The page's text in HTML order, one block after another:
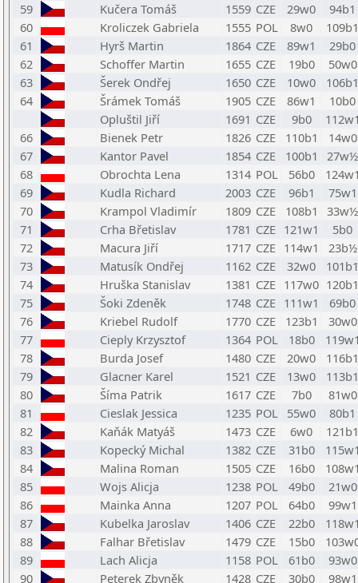
59
Kučera Tomáš 1559 CZE 29w0
94b1
60
Kroliczek Gabriela 1555 POL 8w0
109b1
61
Hyrš Martin 1864 CZE 89w1
29b0
62
Schoffer Martin 1655 CZE 19b0
50w0
63
Šerek Ondřej 1650 CZE 10w0
106b1
64
Šrámek Tomáš 1905 CZE 86w1
10b0
Opluštil Jiří
1691 CZE 9b0
66
Bienek Petr 1826 CZE 110b1
14w0
67
Kantor Pavel 1854 CZE 100b1
27w½
68
Obrochta Lena 1314 POL 56b0
69
Kudla Richard 2003 CZE 96b1
75w1
70
Krampol Vladimír 1809 CZE 108b1
33w½
71
Crha Břetislav 1781 CZE 121w1
5b0
72
Macura Jiří 1717 CZE 114w1
23b½
73
Matusík Ondřej 1162 CZE 32w0
101b1
74
Hruška Stanislav 1381 CZE 117w0 120b1
75
Šoki Zdeněk 1748 CZE 111w1
69b0
76
Kriebel Rudolf 1770 CZE 123b1
30w0
77
Cieply Krzysztof 1364 POL 18b0
78
Burda Josef 1480 CZE 20w0
116b1
79
Glacner Karel 1521 CZE 13w0
113b1
80
Šíma Patrik 1617 CZE 7b0
81w0
81
Cieslak Jessica 1235 POL 55w0
80b1
82
Kaňák Matyáš 1473 CZE 6w0
121b1
83
Kopecký Michal 1382 CZE 31b0
84
Malina Roman 1505 CZE 16b0
85
Wojs Alicja 1238 POL 49b0
21w0
86
Mainka Anna 1207 POL 64b0
99w1
87
Kubelka Jaroslav 1406 CZE 22b0
88
Falhar Břetislav 1479 CZE 15b0
89
Lach Alicja 1158 POL 61b0
93w0
90
Peterek Zbyněk 1428 CZE 30b0 98w1